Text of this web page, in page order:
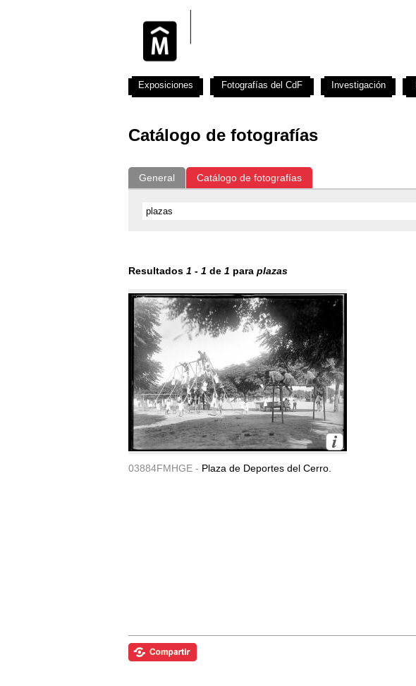
Catálogo de fotografías
General Catálogo de fotografías
Resultados 1 - 1 de 1 para plazas
03884FMHGE - Plaza de Deportes del Cerro.
Exposiciones Fotografías del CdF Investigación